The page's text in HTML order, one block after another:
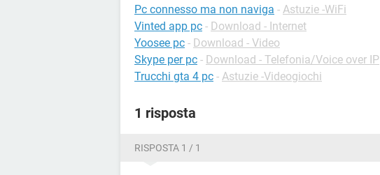
Pc connesso ma non naviga - Astuzie -WiFi
Vinted app pc - Download - Internet
Yoosee pc - Download - Video
Skype per pc - Download - Telefonia/Voice over IP
Trucchi gta 4 pc - Astuzie -Videogiochi
1 risposta
RISPOSTA 1 / 1